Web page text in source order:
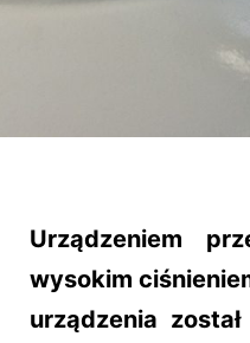
Urządzeniem
wysokim
urządzenia